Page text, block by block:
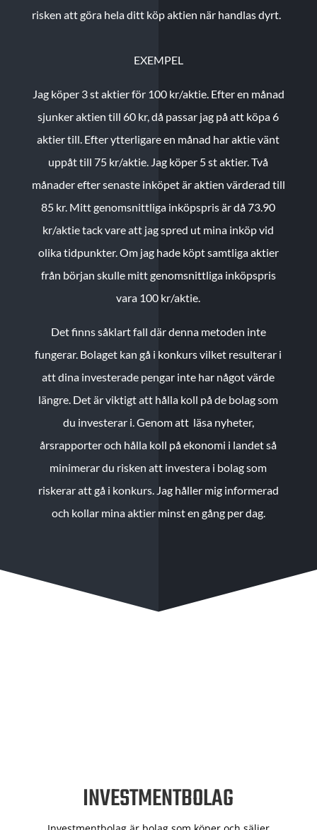
risken att göra hela ditt köp aktien när handlas dyrt.
EXEMPEL
Jag köper 3 st aktier för 100 kr/aktie. Efter en månad
sjunker aktien till 60 kr, då passar jag på att köpa 6
aktier till. Efter ytterligare en månad har aktie vänt
uppåt till 75 kr/aktie. Jag köper 5 st aktier.Två
månader efter senaste inköpet är aktien värderad till
85 kr. Mitt genomsnittliga inköpspris är då 73.90
kr/aktie tack vare att jag spred ut mina inköp vid
olika tidpunkter. Om jag hade köpt samtliga aktier
från början skulle mitt genomsnittliga inköpspris
vara 100 kr/aktie.
Det finns såklart fall där denna metoden inte
fungerar. Bolaget kan gå i konkurs vilket resulterar i
att dina investerade pengar inte har något värde
längre. Det är viktigt att hålla koll på de bolag som
du investerar i. Genom att läsa nyheter,
årsrapporter och hålla koll på ekonomi i landet så
minimerar du risken att investera i bolag som
riskerar att gå i konkurs. Jag håller mig informerad
och kollar mina aktier minst en gång per dag.
INVESTMENTBOLAG